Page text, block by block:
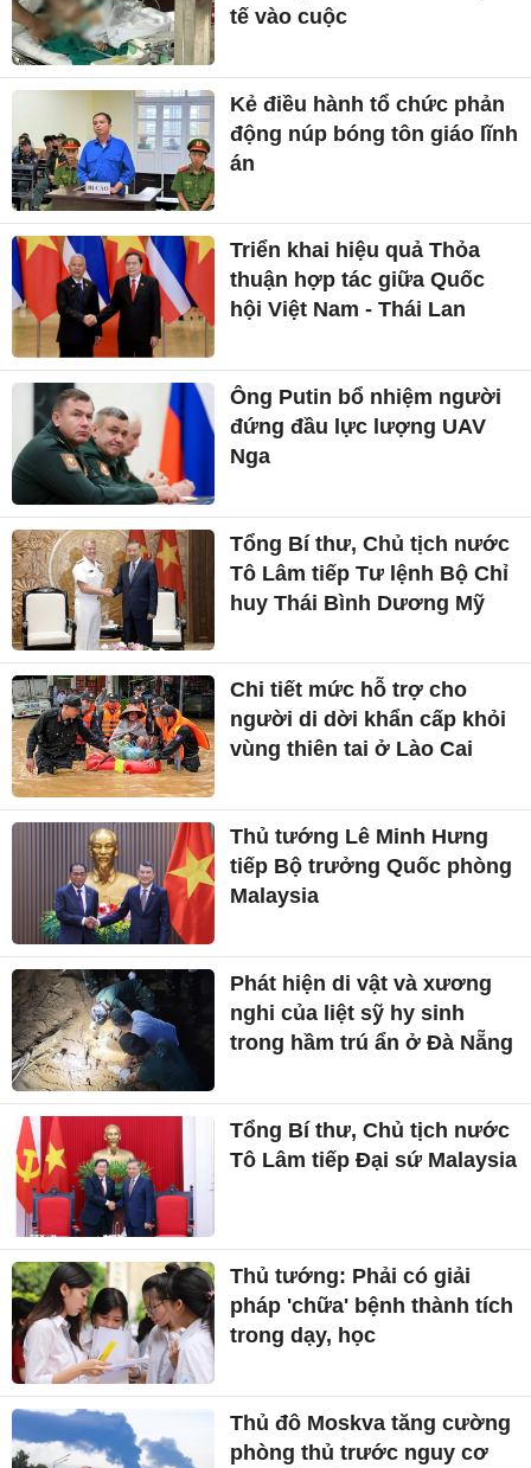
tế vào cuộc
Kẻ điều hành tổ chức phản
động núp bóng tôn giáo lĩnh
án
Triển khai hiệu quả Thỏa
thuận hợp tác giữa Quốc
hội Việt Nam - Thái Lan
Ông Putin bổ nhiệm người
đứng đầu lực lượng UAV
Nga
Tổng Bí thư, Chủ tịch nước
Tô Lâm tiếp Tư lệnh Bộ Chỉ
huy Thái Bình Dương Mỹ
Chi tiết mức hỗ trợ cho
người di dời khẩn cấp khỏi
vùng thiên tai ở Lào Cai
Thủ tướng Lê Minh Hưng
tiếp Bộ trưởng Quốc phòng
Malaysia
Phát hiện di vật và xương
nghi của liệt sỹ hy sinh
trong hầm trú ẩn ở Đà Nẵng
Tổng Bí thư, Chủ tịch nước
Tô Lâm tiếp Đại sứ Malaysia
Thủ tướng: Phải có giải
pháp 'chữa' bệnh thành tích
trong dạy, học
Thủ đô Moskva tăng cường
phòng thủ trước nguy cơ